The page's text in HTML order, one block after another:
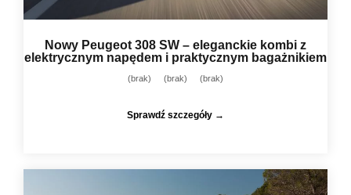
Nowy Peugeot 308 SW – eleganckie kombi z
elektrycznym napędem i praktycznym bagażnikiem
(brak) (brak) (brak)
Sprawdź szczegóły →